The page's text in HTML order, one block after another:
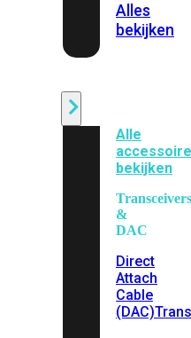
Alles
bekijken
Alle
bekijken
Transceivers
&
DAC
Direct
Attach
Cable
(DAC)